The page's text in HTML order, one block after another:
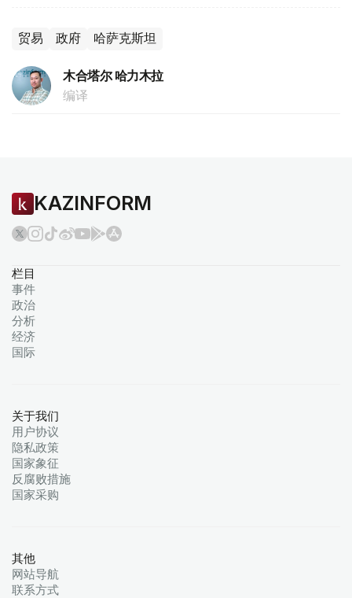
贸易 政府 哈萨克斯坦
木合塔尔 哈力木拉
编译
KAZINFORM
栏目
事件
政治
分析
经济
国际
关于我们
用户协议
隐私政策
国家象征
反腐败措施
国家采购
其他
网站导航
联系方式